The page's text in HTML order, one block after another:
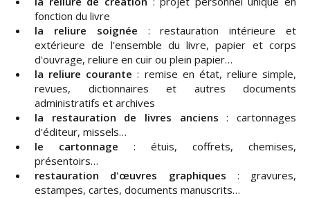
fonction du livre
la reliure soignée : restauration intérieure et
extérieure de l'ensemble du livre, papier et corps
d'ouvrage, reliure en cuir ou plein papier…
la reliure courante : remise en état, reliure simple,
revues, dictionnaires et autres documents
administratifs et archives
la restauration de livres anciens : cartonnages
d'éditeur, missels…
le cartonnage : étuis, coffrets, chemises,
présentoirs…
restauration d'œuvres graphiques : gravures,
estampes, cartes, documents manuscrits…